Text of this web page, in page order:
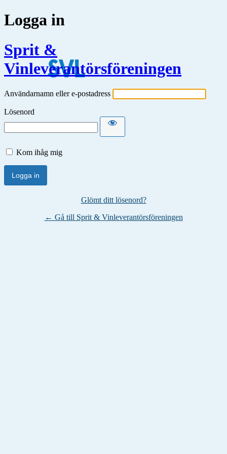
Logga in
Sprit &
Vinleverantörsföreningen
Användarnamn eller e-postadress
Lösenord
Kom ihåg mig
Glömt ditt lösenord?
← Gå till Sprit & Vinleverantörsföreningen